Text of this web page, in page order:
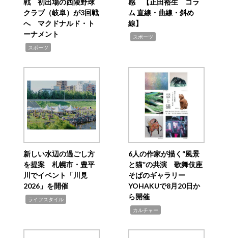
戦 初出場の西陵野球
クラブ（岐阜）が3回戦
へ マクドナルド・ト
ーナメント
スポーツ
感 【正田裕生 コラ
ム 直線・曲線・斜め
線】
スポーツ
新しい水辺の過ごし方
を提案 札幌市・豊平
川でイベント「川見
2026」を開催
ライフスタイル
6人の作家が描く“風景
と猫”の共演 歌舞伎座
そばのギャラリー
YOHAKUで8月20日か
ら開催
カルチャー